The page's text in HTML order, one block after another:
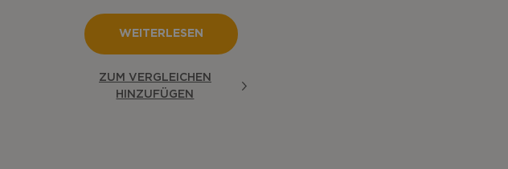
WEITERLESEN
ZUM VERGLEICHEN
HINZUFÜGEN